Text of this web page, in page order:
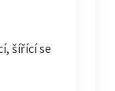
šířící se